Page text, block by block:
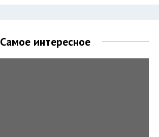
Самое интересное